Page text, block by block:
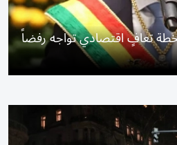
تعافٍ اقتصادي تواجه رفضاً